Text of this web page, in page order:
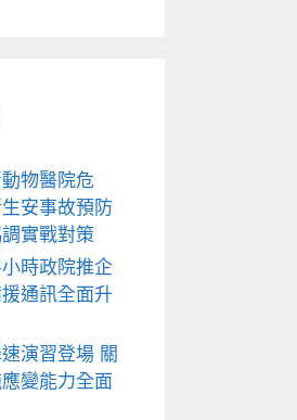
物醫院危
安事故預防
實戰對策
時政院推企
通訊全面升
演習登場 關
變能力全面